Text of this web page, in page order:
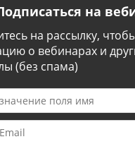
на
на рассылку,
о вебинарах и
(без спама)